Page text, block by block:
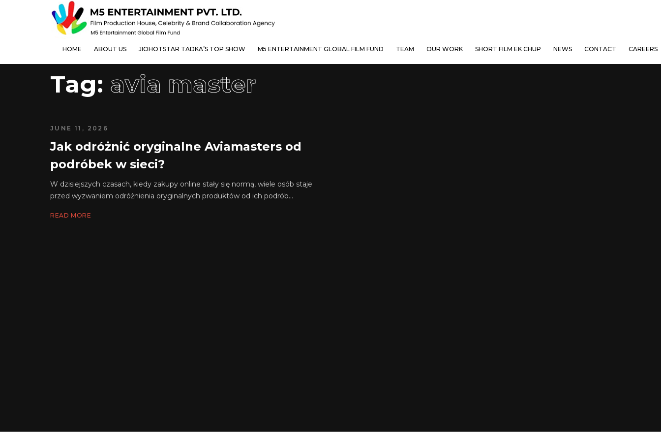
HOME ABOUT US JIOHOTSTAR TADKA’S TOP SHOW M5 ENTERTAINMENT GLOBAL FILM FUND TEAM OUR WORK SHORT FILM EK CHUP NEWS CONTACT CAREERS
Tag: avia master
JUNE 11, 2026
Jak odróżnić oryginalne Aviamasters od
podróbek w sieci?
W dzisiejszych czasach, kiedy zakupy online stały się normą, wiele osób staje
przed wyzwaniem odróżnienia oryginalnych produktów od ich podrób...
READ MORE